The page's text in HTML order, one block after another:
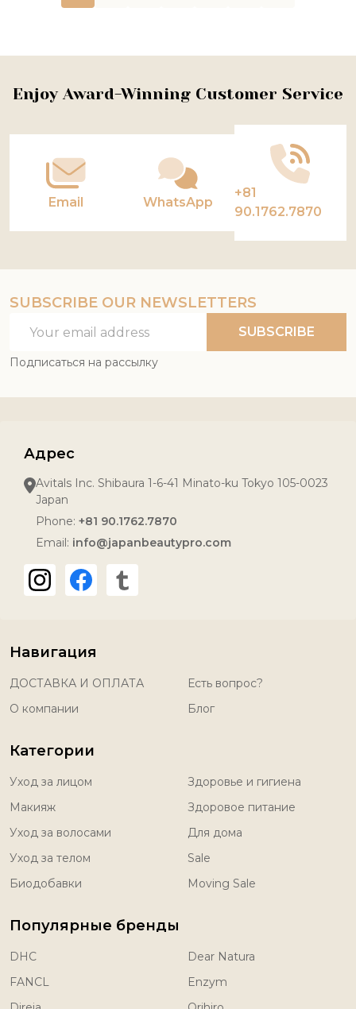
Footer
Enjoy Award-Winning Customer Service
Email WhatsApp
+81
90.1762.7870
SUBSCRIBE OUR NEWSLETTERS
Address
SUBSCRIBE
Подписаться на рассылку
Адрес
Avitals Inc. Shibaura 1-6-41 Minato-ku Tokyo 105-0023
Japan
Phone: +81 90.1762.7870
Email: info@japanbeautypro.com
Навигация
ДОСТАВКА И ОПЛАТА
О компании
Есть вопрос?
Блог
Категории
Уход за лицом
Макияж
Уход за волосами
Уход за телом
Биодобавки
Здоровье и гигиена
Здоровое питание
Для дома
Sale
Moving Sale
Популярные бренды
DHC
FANCL
Dear Natura
Enzym